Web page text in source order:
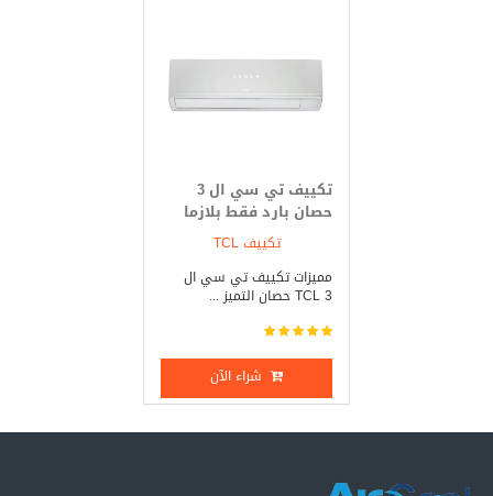
تكييف تي سي ال 3
حصان بارد فقط بلازما
ديجيتالتكييف TCL
مميزات تكييف تي سي ال
TCL 3 حصان التميز ...
شراء الآن